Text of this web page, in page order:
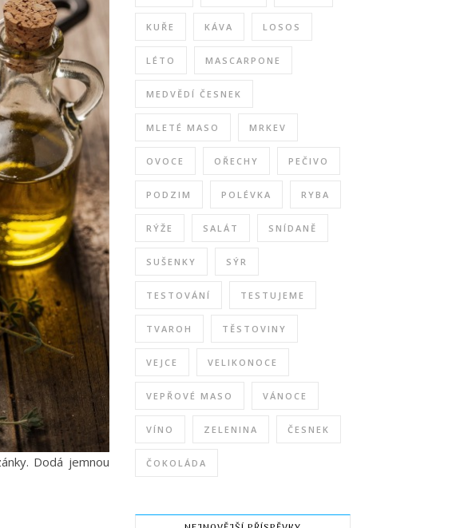
Dodá jemnou
KUŘE KÁVA LOSOS
LÉTO MASCARPONE
MEDVĚDÍ ČESNEK
MLETÉ MASO MRKEV
OVOCE OŘECHY PEČIVO
PODZIM POLÉVKA RYBA
RÝŽE SALÁT SNÍDANĚ
SUŠENKY SÝR
TESTOVÁNÍ TESTUJEME
TVAROH TĚSTOVINY
VEJCE VELIKONOCE
VEPŘOVÉ MASO VÁNOCE
VÍNO ZELENINA ČESNEK
ČOKOLÁDA